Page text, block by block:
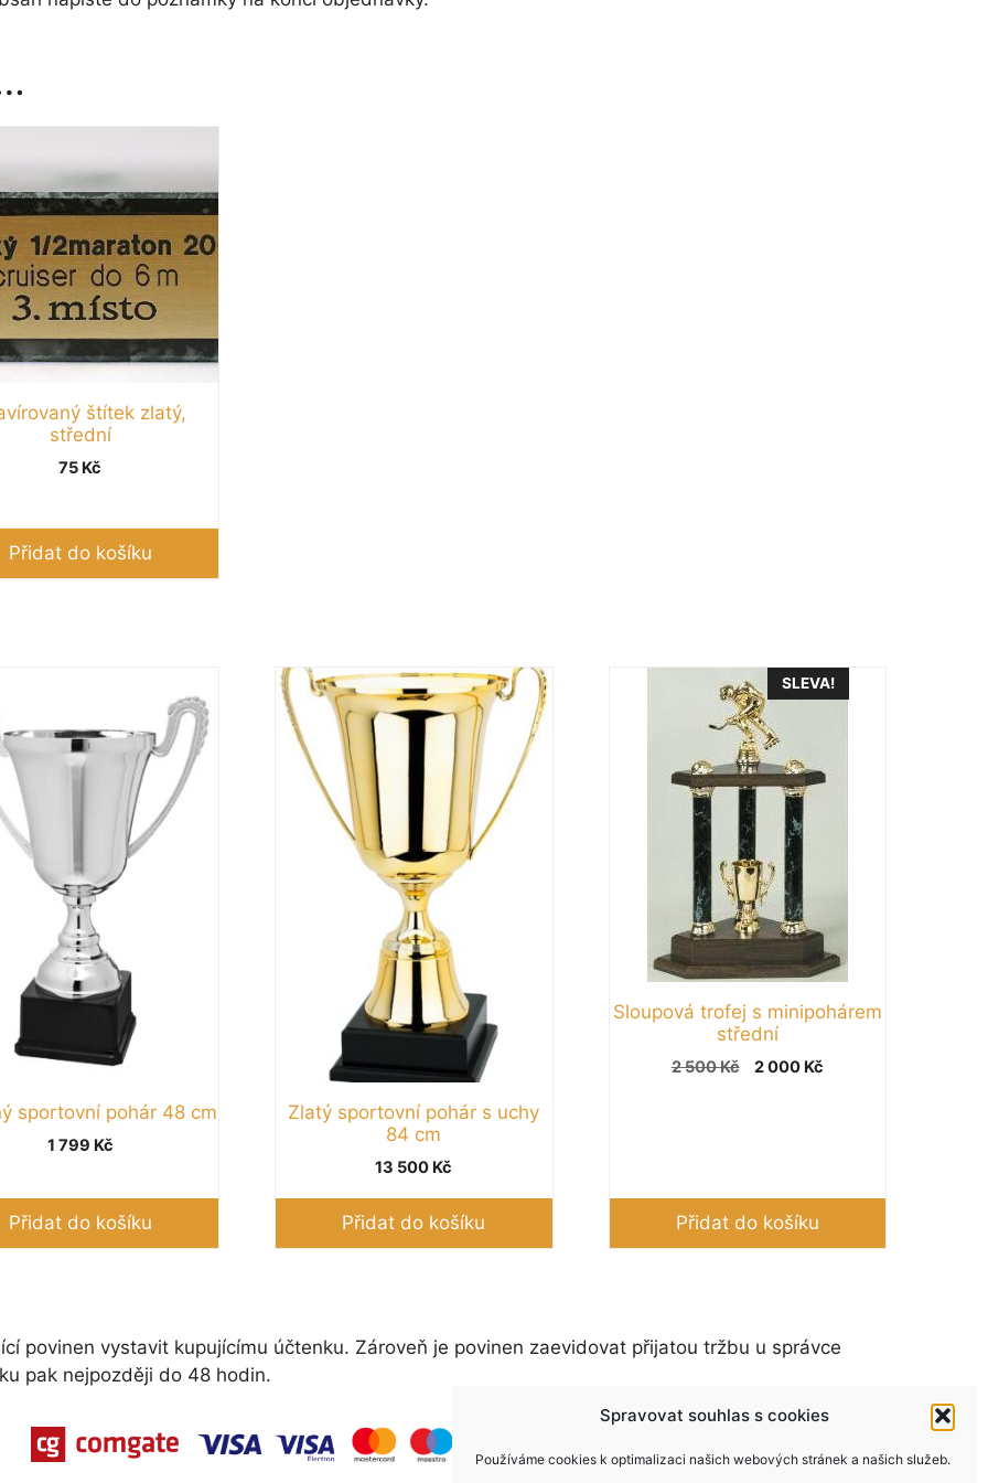
Spravovat souhlas s cookies
Používáme cookies k optimalizaci našich webových stránek a našich služeb.
štítek zlatý,
střední
75 Kč
Přidat do košíku
sportovní pohár 48 cm
1 799 Kč
Přidat do košíku
Zlatý sportovní pohár s uchy
84 cm
13 500 Kč
Přidat do košíku
SLEVA!
Sloupová trofej s minipohárem
střední
2 500Kč
Původní
2 000 KčAktuální
Přidat do košíku
povinen vystavit kupujícímu účtenku. Zároveň je povinen zaevidovat přijatou tržbu u správce
pak nejpozději do 48 hodin.